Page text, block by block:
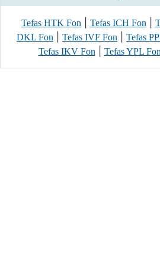
Tefas HTK Fon| Tefas ICH Fon|
DKL Fon
Tefas IVF Fon Tefas
Tefas IKV Fon| Tefas YPL Fon